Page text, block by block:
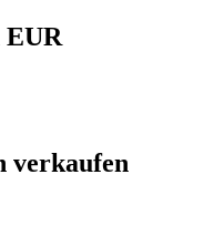
EUR
verkaufen